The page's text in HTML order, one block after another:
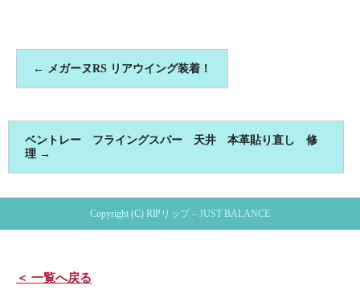
← メガーヌRS リアウイング装着！
ベントレー フライングスパー 天井 本革貼り直し 修
理 →
Copyright (C) RIPリップ – JUST BALANCE
＜ 一覧へ戻る